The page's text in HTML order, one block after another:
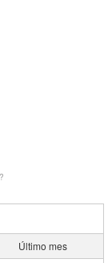
Último mes